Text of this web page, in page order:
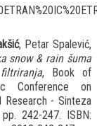
, Petar Spalević,
snow & rain šuma
, Book of
Conference on
Research - Sinteza
242-247. ISBN: